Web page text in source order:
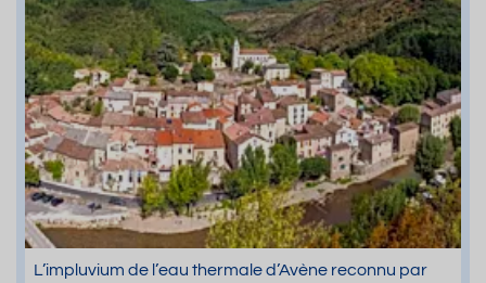
L’impluvium de l’eau thermale d’Avène reconnu par